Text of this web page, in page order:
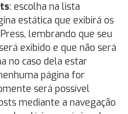
: escolha na lista
estática que exibirá os
lembrando que seu
exibido e que não será
no caso dela estar
página for
será possível
mediante a navegação